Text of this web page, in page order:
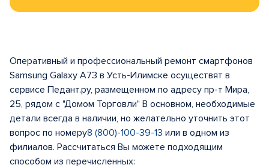
Оперативный и профессиональный ремонт смартфонов
Samsung Galaxy A73 в Усть-Илимске осуществят в
сервисе Педант.ру, размещенном по адресу пр-т Мира,
25, рядом с "Домом Торговли" В основном, необходимые
детали всегда в наличии, но желательно уточнить этот
вопрос по номеру8 (800)-100-39-13 или в одном из
филиалов. Рассчитаться Вы можете подходящим
способом из перечисленных: